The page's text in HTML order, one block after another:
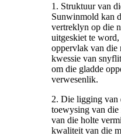
1. Struktuur van
Sunwinmold kan
vertreklyn op die
uitgeskiet te
oppervlak van die
kwessie van
om die gladde
verwesenlik.
2. Die ligging van
toewysing van
van die holte
kwaliteit van die